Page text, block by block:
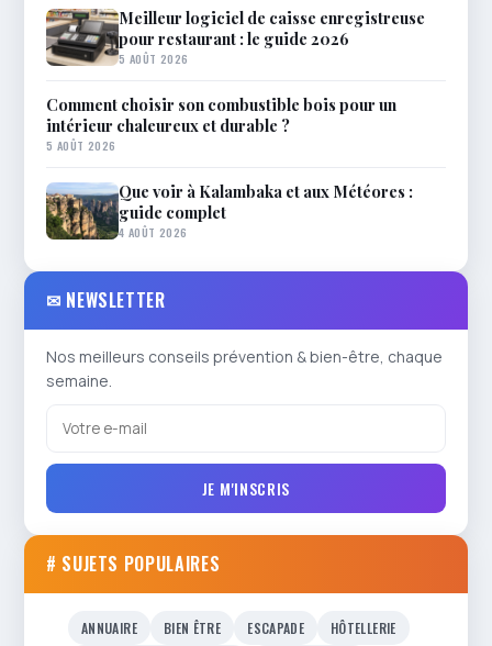
Meilleur logiciel de caisse enregistreuse
pour restaurant : le guide 2026
5 AOÛT 2026
Comment choisir son combustible bois pour un
intérieur chaleureux et durable ?
5 AOÛT 2026
Que voir à Kalambaka et aux Météores :
guide complet
4 AOÛT 2026
✉ NEWSLETTER
Nos meilleurs conseils prévention & bien-être, chaque
semaine.
JE M'INSCRIS
# SUJETS POPULAIRES
ANNUAIRE BIEN ÊTRE ESCAPADE
HÔTELLERIE